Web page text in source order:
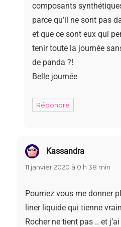
composants
parce qu’il ne sont pas
et que ce sont eux qui
tenir toute la journée
de panda ?!
Belle journée
Répondre
Kassandra
11 janvier 2020 à 0 h 38 min
Pourriez vous me donner
liner liquide qui tienne
Rocher ne tient pas .. et